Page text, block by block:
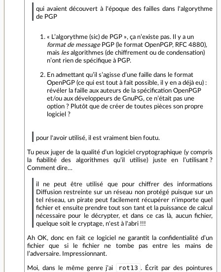
qui avaient découvert à l'époque des failles dans l'algorythme
de PGP
« L’algorythme (sic) de PGP », ça n’existe pas. Il y a un
format de messagePGP (le format OpenPGP, RFC 4880),
mais lesalgorithmes (de chiffrement ou de condensation)
n’ont rien de spécifique à PGP.
En admettant qu’il s’agisse d’une faille dans le format
OpenPGP (ce qui est tout à fait possible, il y en a déjà eu) :
révéler la faille aux auteurs de la spécification OpenPGP
et/ou aux développeurs de GnuPG, ce n’était pas une
option ? Plutôt que de créer de toutes pièces son propre
logiciel ?
pour l'avoir utilisé, il est vraiment bien foutu.
Tu peux juger de la qualité d’un logiciel cryptographique (y compris
la fiabilité des algorithmes qu’il utilise) juste en l’utilisant ?
Comment dire…
il ne peut être utilisé que pour chiffrer des informations
Diffusion restreinte sur un réseau non protégé puisque sur un
tel réseau, un pirate peut facilement récupérer n'importe quel
fichier et ensuite prendre tout son tant et la puissance de calcul
nécessaire pour le décrypter, et dans ce cas là, aucun fichier,
quelque soit le cryptage, n'est à l'abri !!!
Ah OK, donc en fait ce logiciel ne garantit la confidentialité d’un
fichier que si le fichier ne tombe pas entre les mains de
l’adversaire. Impressionnant.
Moi, dans le même genre j’ai rot13 . Écrit par des pointures